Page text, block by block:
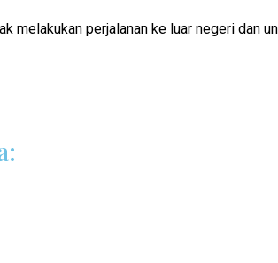
melakukan perjalanan ke luar negeri dan